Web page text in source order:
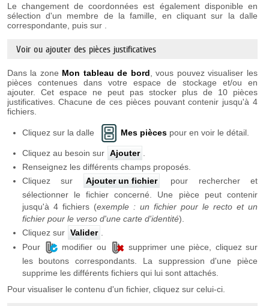
Le changement de coordonnées est également disponible en
sélection d'un membre de la famille, en cliquant sur la dalle
correspondante, puis sur
Voir ou ajouter des pièces justificatives
Dans la zone Mon tableau de bord , vous pouvez visualiser les
pièces contenues dans votre espace de stockage et/ou en
ajouter. Cet espace ne peut pas stocker plus de 10 pièces
justificatives. Chacune de ces pièces pouvant contenir jusqu'à 4
fichiers.
Cliquez sur la dalle Mes piècespour en voir le détail.
Cliquez au besoin sur Ajouter .
Renseignez les différents champs proposés.
Cliquez sur
Ajouter un fichier
pour rechercher et
sélectionner le fichier concerné. Une pièce peut contenir
jusqu'à 4 fichiers (exemple : un fichier pour le recto et un
fichier pour le verso d'une carte d'identité).
Cliquez sur Valider .
Pour
modifier ou
supprimer une pièce, cliquez sur
les boutons correspondants. La suppression d'une pièce
supprime les différents fichiers qui lui sont attachés.
Pour visualiser le contenu d'un fichier, cliquez sur celui-ci.